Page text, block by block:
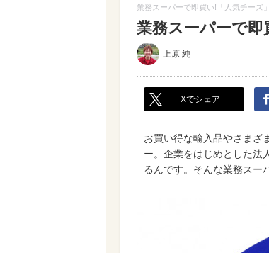
業務スーパーで即買い!「人気チーズ
業務スーパーで
上原 純
Xでシェア
お買い得な輸入品やさまざ
ー。企業をはじめとした法
るんです。そんな業務スー